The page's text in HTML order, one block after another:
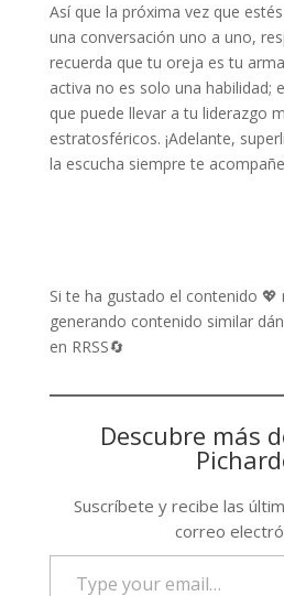
Así que la próxima vez que
una conversación uno a uno,
recuerda que tu oreja es tu
activa no es solo una habilidad;
que puede llevar a tu liderazgo
estratosféricos. ¡Adelante,
la escucha siempre te
Si te ha gustado el contenido 💖
generando contenido similar
en RRSS🔄
Descubre más
Suscríbete y recibe las
correo